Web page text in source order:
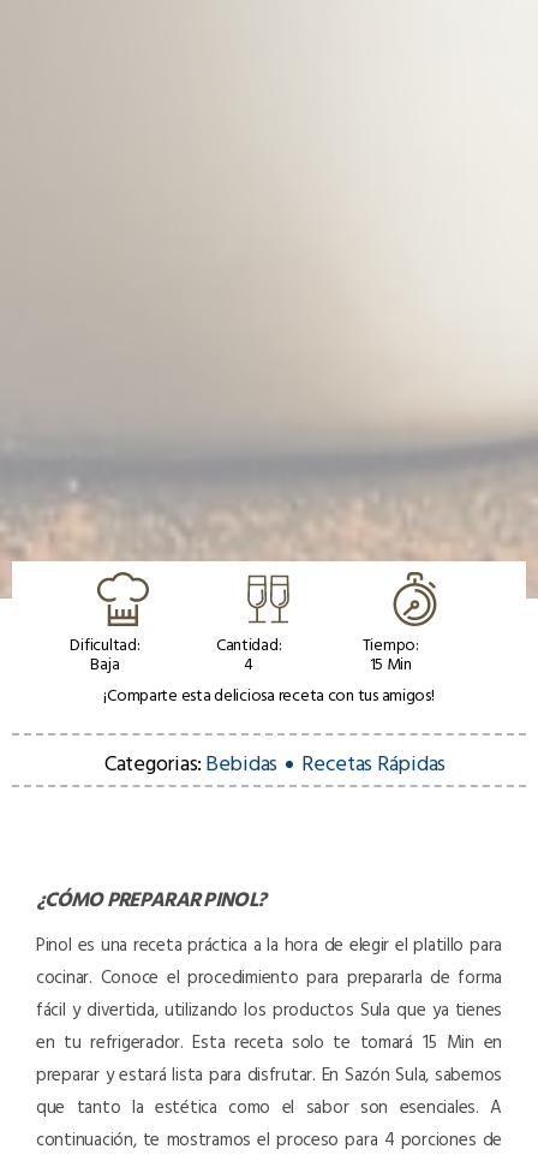
Dificultad:
Baja
Cantidad:
4
Tiempo:
15 Min
¡Comparte esta deliciosa receta con tus amigos!
Categorias:Bebidas Recetas Rápidas
¿CÓMO PREPARARPINOL?
Pinol es una receta práctica a la hora de elegir el platillo para
cocinar. Conoce el procedimiento para prepararla de forma
fácil y divertida, utilizando los productos Sula que ya tienes
en tu refrigerador. Esta receta solo te tomará 15 Min en
preparar y estará lista para disfrutar. En Sazón Sula, sabemos
que tanto la estética como el sabor son esenciales. A
continuación, te mostramos el proceso para 4 porciones de